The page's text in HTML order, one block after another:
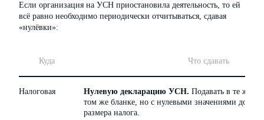
Если организация на УСН приостановила деятельность, то ей
всё равно необходимо периодически отчитываться, сдавая
«нулёвки»:
Куда Что сдавать
Налоговая Нулевую декларацию УСН. Подавать в те же
том же бланке, но с нулевыми значениями
размера налога.